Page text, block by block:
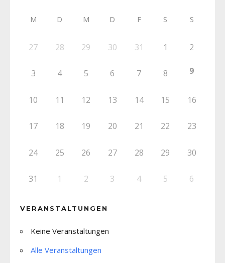
M D M D F S S
27 28 29 30 31 1 2
3 4 5 6 7 8 9
10 11 12 13 14 15 16
17 18 19 20 21 22 23
24 25 26 27 28 29 30
31 1 2 3 4 5 6
VERANSTALTUNGEN
Keine Veranstaltungen
Alle Veranstaltungen